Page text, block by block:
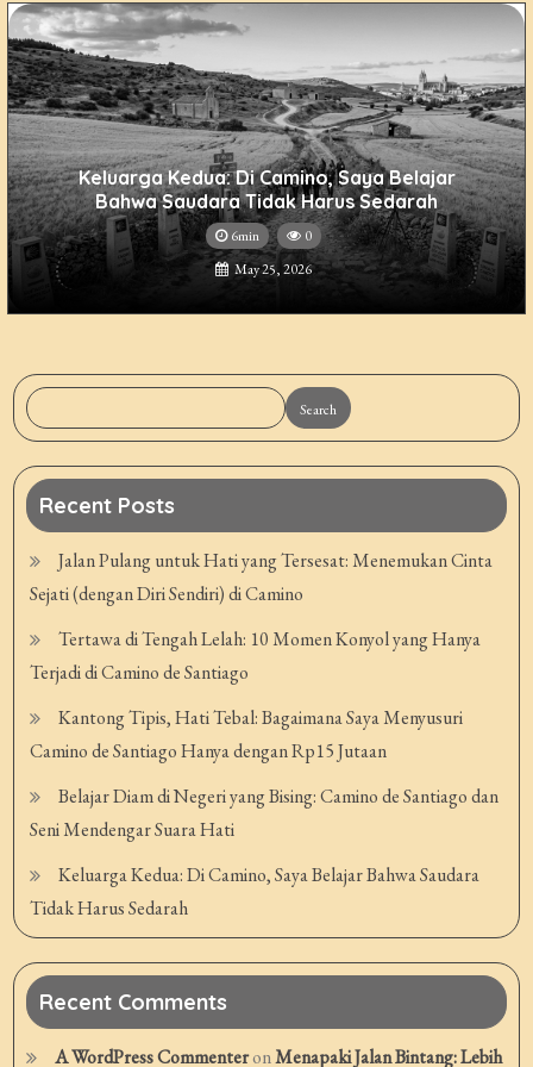
Keluarga Kedua: Di Camino, Saya Belajar
Bahwa Saudara Tidak Harus Sedarah
6min
0
May 25, 2026
Search
Recent Posts
Jalan Pulang untuk Hati yang Tersesat: Menemukan Cinta
Sejati (dengan Diri Sendiri) di Camino
Tertawa di Tengah Lelah: 10 Momen Konyol yang Hanya
Terjadi di Camino de Santiago
Kantong Tipis, Hati Tebal: Bagaimana Saya Menyusuri
Camino de Santiago Hanya dengan Rp15 Jutaan
Belajar Diam di Negeri yang Bising: Camino de Santiago dan
Seni Mendengar Suara Hati
Keluarga Kedua: Di Camino, Saya Belajar Bahwa Saudara
Tidak Harus Sedarah
Recent Comments
A WordPress CommenteronMenapaki Jalan Bintang: Lebih